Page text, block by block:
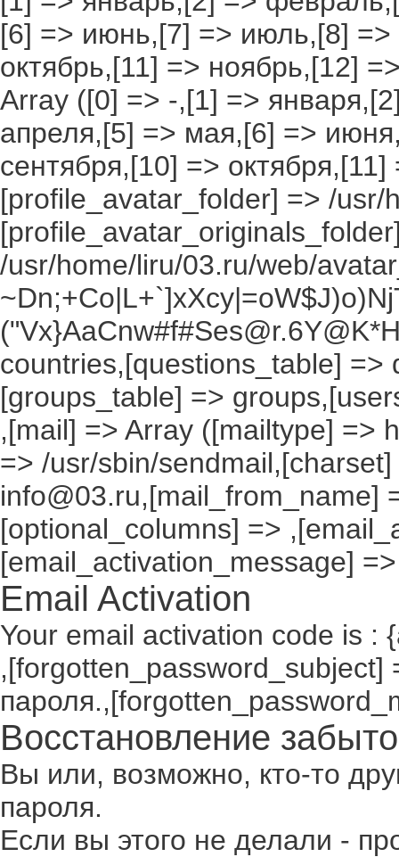
[6] => июнь,[7] => июль,[8] =>
октябрь,[11] => ноябрь,[12]
Array ([0] => -,[1] =>
апреля,[5] => мая,[6] =>
сентября,[10] =>
[profile_avatar_folder] => /
/usr/home/liru/03.ru/web/
countries,[questions_table]
[groups_table] =>
,[mail] => Array ([mailtype] =>
=> /usr/sbin/
info@03.ru,[mail_from_name]
[optional_columns] =>
[email_activation_message] =>
Email Activation
Your email activation code is :
,[forgotten_password_subject]
Восстановление
Вы или, возможно, кто-то
пароля.
Если вы этого не делали -